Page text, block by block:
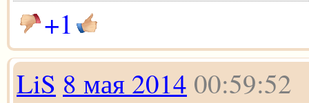
+1
LiS 8 мая 2014 00:59:52